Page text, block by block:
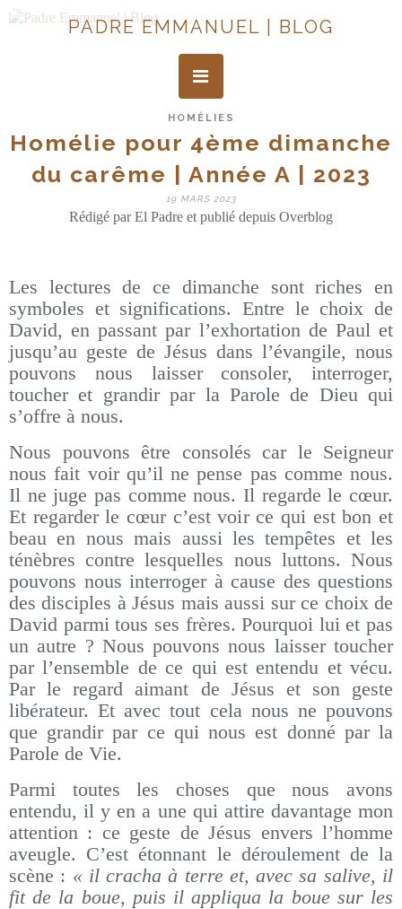
PADRE EMMANUEL | BLOG
HOMÉLIES
Homélie pour 4ème dimanche
du carême | Année A | 2023
19 MARS 2023
Rédigé par El Padre et publié depuis Overblog
Les lectures de ce dimanche sont riches en
symboles et significations. Entre le choix de
David, en passant par l’exhortation de Paul et
jusqu’au geste de Jésus dans l’évangile, nous
pouvons nous laisser consoler, interroger,
toucher et grandir par la Parole de Dieu qui
s’offre à nous.
Nous pouvons être consolés car le Seigneur
nous fait voir qu’il ne pense pas comme nous.
Il ne juge pas comme nous. Il regarde le cœur.
Et regarder le cœur c’est voir ce qui est bon et
beau en nous mais aussi les tempêtes et les
ténèbres contre lesquelles nous luttons. Nous
pouvons nous interroger à cause des questions
des disciples à Jésus mais aussi sur ce choix de
David parmi tous ses frères. Pourquoi lui et pas
un autre ? Nous pouvons nous laisser toucher
par l’ensemble de ce qui est entendu et vécu.
Par le regard aimant de Jésus et son geste
libérateur. Et avec tout cela nous ne pouvons
que grandir par ce qui nous est donné par la
Parole de Vie.
Parmi toutes les choses que nous avons
entendu, il y en a une qui attire davantage mon
attention : ce geste de Jésus envers l’homme
aveugle. C’est étonnant le déroulement de la
scène : « il cracha à terre et, avec sa salive, il
fit de la boue, puis il appliqua la boue sur les